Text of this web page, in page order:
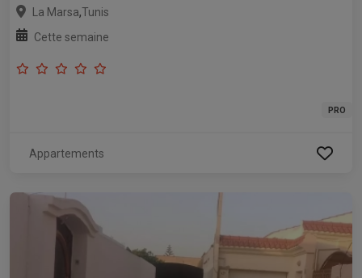
La Marsa,Tunis
Cette semaine
PRO
Appartements